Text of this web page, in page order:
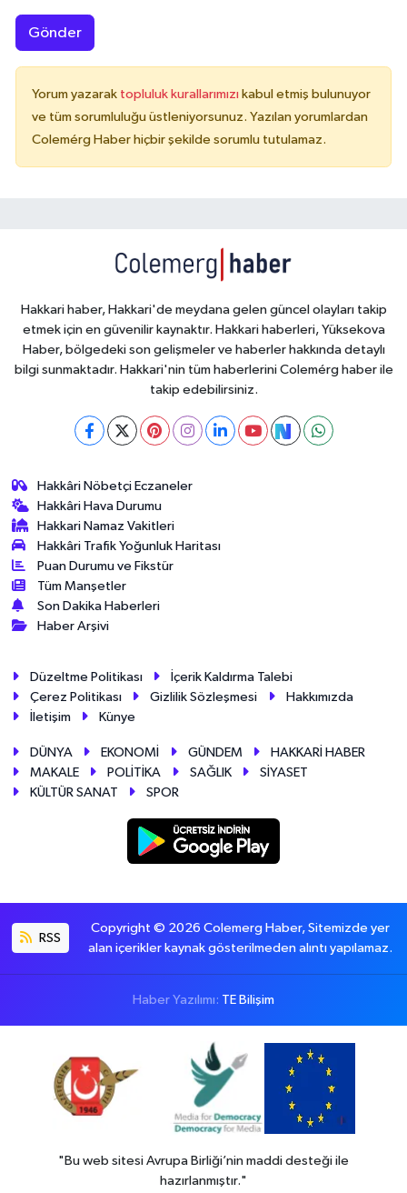
Gönder
Yorum yazarak topluluk kurallarımızı kabul etmiş bulunuyor
ve tüm sorumluluğu üstleniyorsunuz. Yazılan yorumlardan
Colemérg Haber hiçbir şekilde sorumlu tutulamaz.
Hakkari haber, Hakkari'de meydana gelen güncel olayları takip
etmek için en güvenilir kaynaktır. Hakkari haberleri, Yüksekova
Haber, bölgedeki son gelişmeler ve haberler hakkında detaylı
bilgi sunmaktadır. Hakkari'nin tüm haberlerini Colemérg haber ile
takip edebilirsiniz.
Hakkâri Nöbetçi Eczaneler
Hakkâri Hava Durumu
Hakkari Namaz Vakitleri
Hakkâri Trafik Yoğunluk Haritası
Puan Durumu ve Fikstür
Tüm Manşetler
Son Dakika Haberleri
Haber Arşivi
Düzeltme Politikası
İçerik Kaldırma Talebi
Çerez Politikası
Gizlilik Sözleşmesi
Hakkımızda
İletişim
Künye
DÜNYA EKONOMİ GÜNDEM
HAKKARİ HABER
MAKALE
POLİTİKA SAĞLIK
SİYASET
KÜLTÜR SANAT
SPOR
RSS
Copyright © 2026 Colemerg Haber, Sitemizde yer
alan içerikler kaynak gösterilmeden alıntı yapılamaz.
Haber Yazılımı: TE Bilişim
"Bu web sitesi Avrupa Birliği’nin maddi desteği ile
hazırlanmıştır."